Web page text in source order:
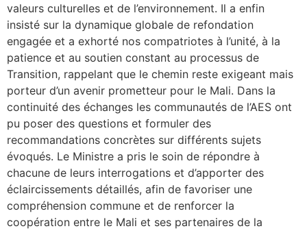
valeurs culturelles et de l’environnement. Il a enfin
insisté sur la dynamique globale de refondation
engagée et a exhorté nos compatriotes à l’unité, à la
patience et au soutien constant au processus de
Transition, rappelant que le chemin reste exigeant mais
porteur d’un avenir prometteur pour le Mali. Dans la
continuité des échanges les communautés de l’AES ont
pu poser des questions et formuler des
recommandations concrètes sur différents sujets
évoqués. Le Ministre a pris le soin de répondre à
chacune de leurs interrogations et d’apporter des
éclaircissements détaillés, afin de favoriser une
compréhension commune et de renforcer la
coopération entre le Mali et ses partenaires de la